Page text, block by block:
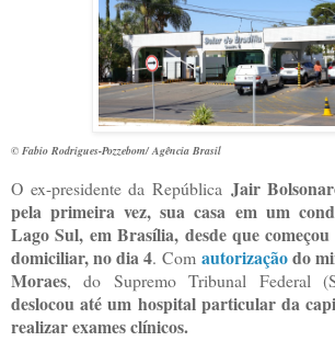
© Fabio Rodrigues-Pozzebom/ Agência Brasil
O ex-presidente da República Jair
pela primeira vez, sua casa em um
Lago Sul, em Brasília, desde que
domiciliar, no dia 4. Com autorizaçãodo
Moraes, do Supremo Tribunal Federal
deslocou até um hospital particular da
realizar exames clínicos.